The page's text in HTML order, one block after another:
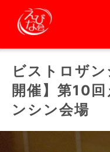
ビストロザ
開催】第10
ンシン会場